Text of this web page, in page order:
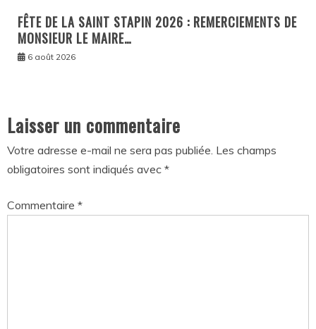
FÊTE DE LA SAINT STAPIN 2026 : REMERCIEMENTS DE
MONSIEUR LE MAIRE…
6 août 2026
Laisser un commentaire
Votre adresse e-mail ne sera pas publiée. Les champs
obligatoires sont indiqués avec *
Commentaire *